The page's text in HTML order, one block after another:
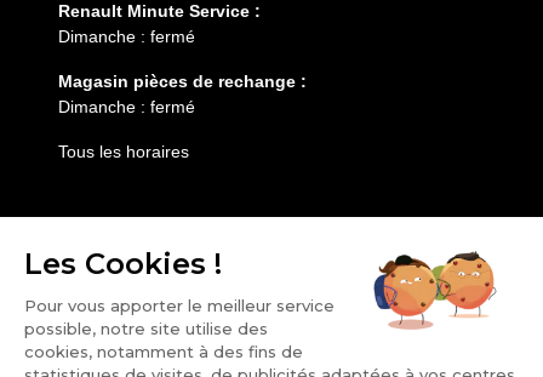
Renault Minute Service :
Dimanche : fermé
Magasin pièces de rechange :
Dimanche : fermé
Tous les horaires
Entretien
Services
HESS AUTOMOBILE
Notre groupe